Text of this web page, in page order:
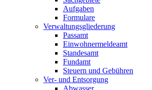
Aufgaben
Formulare
Verwaltungsgliederung
Passamt
Einwohnermeldeamt
Standesamt
Fundamt
Steuern und Gebühren
Ver- und Entsorgung
Abwasser